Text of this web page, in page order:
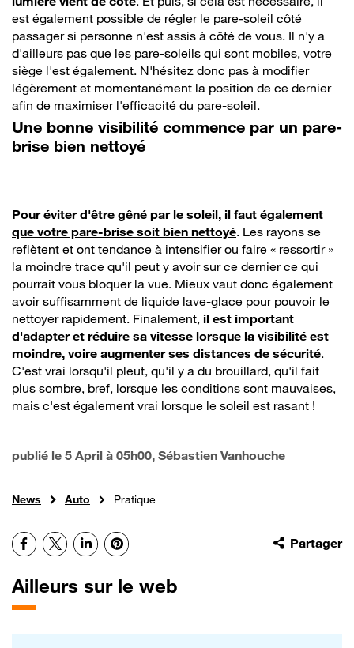
est également possible de régler le pare-soleil côté
passager si personne n'est assis à côté de vous. Il n'y a
d'ailleurs pas que les pare-soleils qui sont mobiles, votre
siège l'est également. N'hésitez donc pas à modifier
légèrement et momentanément la position de ce dernier
afin de maximiser l'efficacité du pare-soleil.
Une bonne visibilité commence par un pare-
brise bien nettoyé
Pour éviter d'être gêné par le soleil, il faut également
que votre pare-brise soit bien nettoyé. Les rayons se
reflètent et ont tendance à intensifier ou faire « ressortir »
la moindre trace qu'il peut y avoir sur ce dernier ce qui
pourrait vous bloquer la vue. Mieux vaut donc également
avoir suffisamment de liquide lave-glace pour pouvoir le
nettoyer rapidement. Finalement, il est important
d'adapter et réduire sa vitesse lorsque la visibilité est
moindre, voire augmenter ses distances de sécurité.
C'est vrai lorsqu'il pleut, qu'il y a du brouillard, qu'il fait
plus sombre, bref, lorsque les conditions sont mauvaises,
mais c'est également vrai lorsque le soleil est rasant !
publié le 5 April à 05h00, Sébastien Vanhouche
News Auto Pratique
Partager
Facebook
X LinkedInPinterest
Ailleurs sur le web